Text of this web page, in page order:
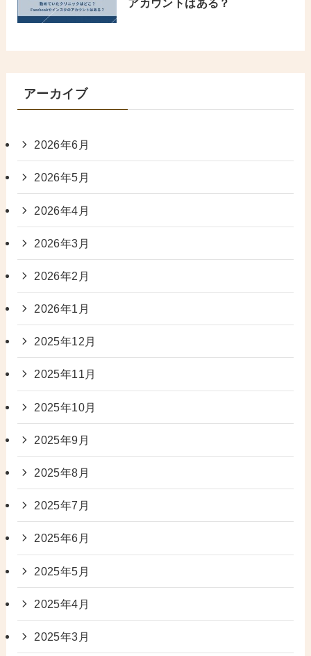
アカウントはある？
アーカイブ
2026年6月
2026年5月
2026年4月
2026年3月
2026年2月
2026年1月
2025年12月
2025年11月
2025年10月
2025年9月
2025年8月
2025年7月
2025年6月
2025年5月
2025年4月
2025年3月